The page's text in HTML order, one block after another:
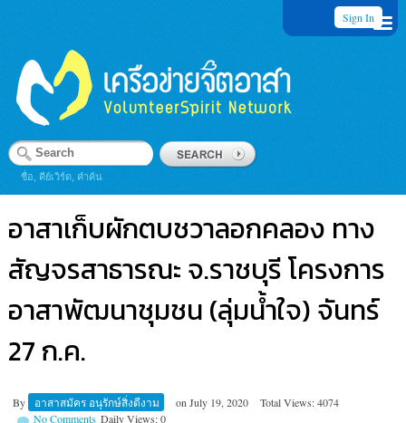
Sign In
ชื่อ, คีย์เวิร์ด, คำค้น
อาสาเก็บผักตบชวาลอกคลอง ทาง
สัญจรสาธารณะ จ.ราชบุรี โครงการ
อาสาพัฒนาชุมชน (ลุ่มน้ำใจ) จันทร์
27 ก.ค.
By อาสาสมัคร อนุรักษ์สิ่งดีงาม on July 19, 2020
Total Views: 4074
Daily Views: 0
No Comments